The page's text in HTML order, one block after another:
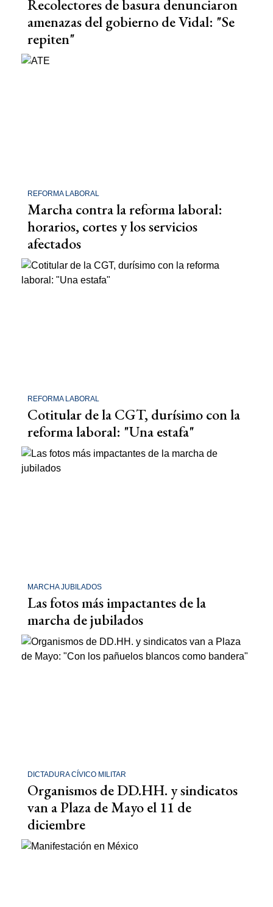
Recolectores de basura denunciaron
amenazas del gobierno de Vidal: "Se
repiten"
REFORMA LABORAL
Marcha contra la reforma laboral:
horarios, cortes y los servicios
afectados
REFORMA LABORAL
Cotitular de la CGT, durísimo con la
reforma laboral: "Una estafa"
MARCHA JUBILADOS
Las fotos más impactantes de la
marcha de jubilados
DICTADURA CÍVICO MILITAR
Organismos de DD.HH. y sindicatos
van a Plaza de Mayo el 11 de
diciembre